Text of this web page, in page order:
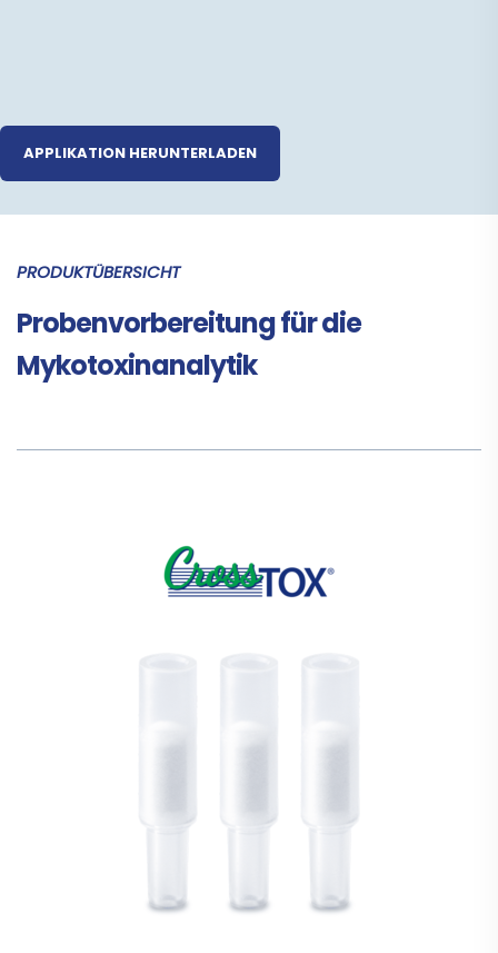
APPLIKATION HERUNTERLADEN
PRODUKTÜBERSICHT
Probenvorbereitung für die
Mykotoxinanalytik